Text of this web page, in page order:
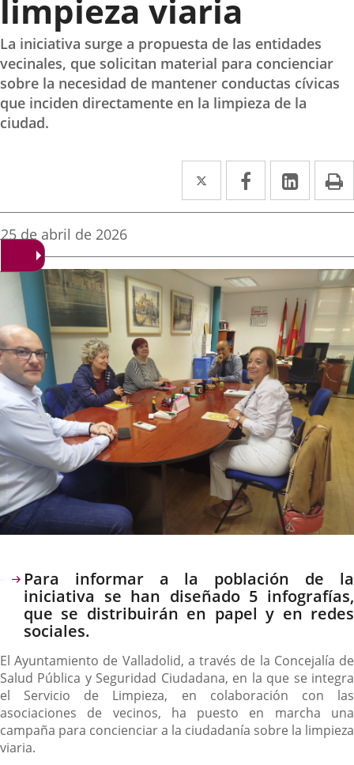
limpieza viaria
La iniciativa surge a propuesta de las entidades
vecinales, que solicitan material para concienciar
sobre la necesidad de mantener conductas cívicas
que inciden directamente en la limpieza de la
ciudad.
Twitter
Enlace
a
aplicación
externa.
Facebook
Enlace
a
aplicación
externa.
Enlace
a
Fecha
noticia
25 de abril de 2026
Descripción
Para informar a la población de la
iniciativa se han diseñado 5 infografías,
que se distribuirán en papel y en redes
sociales.
El Ayuntamiento de Valladolid, a través de la Concejalía de
Salud Pública y Seguridad Ciudadana, en la que se integra
el Servicio de Limpieza, en colaboración con las
asociaciones de vecinos, ha puesto en marcha una
campaña para concienciar a la ciudadanía sobre la limpieza
viaria.